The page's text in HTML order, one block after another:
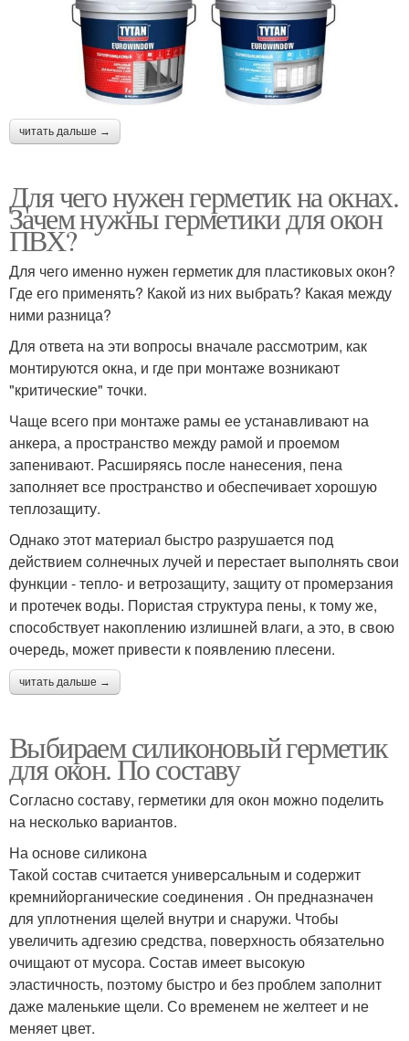
читать дальше →
Для чего нужен герметик на окнах.
Зачем нужны герметики для окон
ПВХ?
Для чего именно нужен герметик для пластиковых окон?
Где его применять? Какой из них выбрать? Какая между
ними разница?
Для ответа на эти вопросы вначале рассмотрим, как
монтируются окна, и где при монтаже возникают
"критические" точки.
Чаще всего при монтаже рамы ее устанавливают на
анкера, а пространство между рамой и проемом
запенивают. Расширяясь после нанесения, пена
заполняет все пространство и обеспечивает хорошую
теплозащиту.
Однако этот материал быстро разрушается под
действием солнечных лучей и перестает выполнять свои
функции - тепло- и ветрозащиту, защиту от промерзания
и протечек воды. Пористая структура пены, к тому же,
способствует накоплению излишней влаги, а это, в свою
очередь, может привести к появлению плесени.
читать дальше →
Выбираем силиконовый герметик
для окон. По составу
Согласно составу, герметики для окон можно поделить
на несколько вариантов.
На основе силикона
Такой состав считается универсальным и содержит
кремнийорганические соединения . Он предназначен
для уплотнения щелей внутри и снаружи. Чтобы
увеличить адгезию средства, поверхность обязательно
очищают от мусора. Состав имеет высокую
эластичность, поэтому быстро и без проблем заполнит
даже маленькие щели. Со временем не желтеет и не
меняет цвет.